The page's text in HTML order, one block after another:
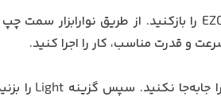
و قدرت مناسب، کار را اجرا کنید.
نکنید. سپس گزینه Light را